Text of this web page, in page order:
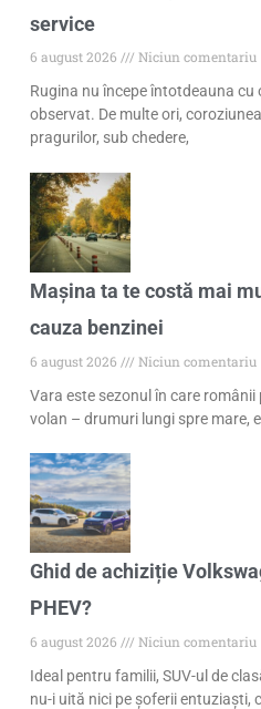
service
6 august 2026
Niciun comentariu
Rugina nu începe întotdeauna
observat. De multe ori,
pragurilor, sub chedere,
Mașina ta te costă mai
cauza benzinei
6 august 2026
Niciun comentariu
Vara este sezonul în care
volan – drumuri lungi spre mare,
Ghid de achiziție
PHEV?
6 august 2026
Niciun comentariu
Ideal pentru familii, SUV-ul de
nu-i uită nici pe șoferii entuziaști,